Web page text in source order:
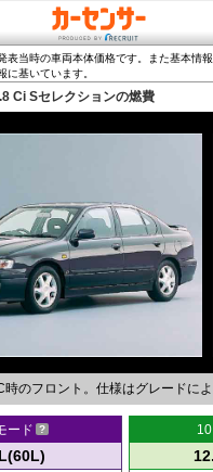
表当時の車両本体価格です。また基本情
に基いています。
Ci Sセレクションの燃費
のフロント。仕様はグレードに
ード